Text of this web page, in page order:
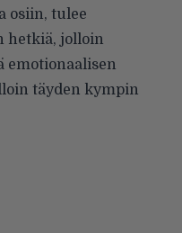
osiin, tulee
hetkiä, jolloin
emotionaalisen
täyden kympin